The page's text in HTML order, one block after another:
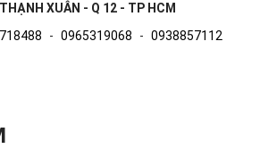
XUÂN - Q 12 - TP HCM
- 0965319068 - 0938857112